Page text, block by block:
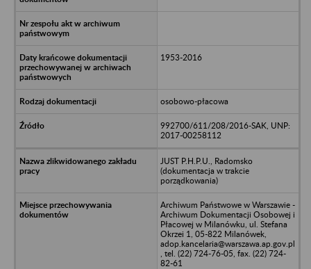
1953-2016
osobowo-płacowa
992700/611/208/2016-SAK, UNP:
2017-00258112
JUST P.H.P.U., Radomsko
(dokumentacja w trakcie
porządkowania)
Archiwum Państwowe w Warszawie -
Archiwum Dokumentacji Osobowej i
Płacowej w Milanówku, ul. Stefana
Okrzei 1, 05-822 Milanówek,
adop.kancelaria@warszawa.ap.gov.pl
, tel. (22) 724-76-05, fax. (22) 724-
82-61